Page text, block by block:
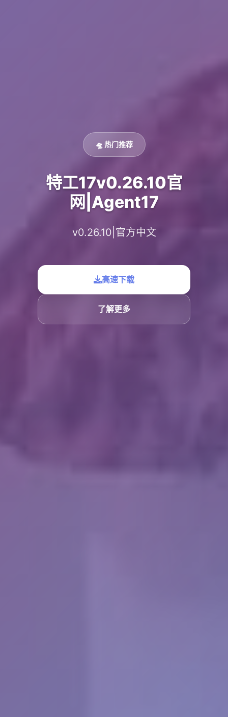
🛸 热门推荐
特工17v0.26.10官
网|Agent17
v0.26.10|官方中文
高速下载
了解更多